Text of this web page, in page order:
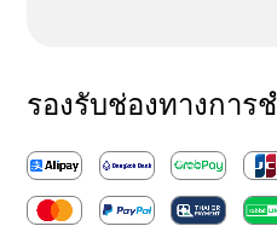
รองรับช่องทางการ